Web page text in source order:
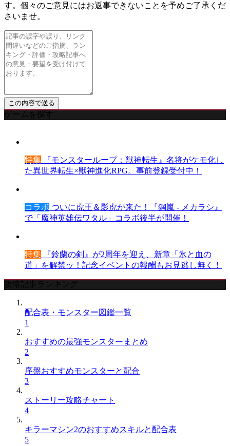
す。個々のご意見にはお返事できないことを予めご了承くだ
さいませ。
ゲームを探す
特集 『モンスターループ：獣神転生』名将がケモ化し
た異世界転生×獣神進化RPG。事前登録受付中！
コラボ ついに虎王＆影虎が来た！『鋼嵐 - メカラシ』
で「魔神英雄伝ワタル」コラボ後半が開催！
特集 『鈴蘭の剣』が2周年を迎え、新章「氷と血の
道」を解禁ッ！記念イベントの報酬もお見逃し無く！
攻略記事ランキング
配合表・モンスター図鑑一覧
1
おすすめの最強モンスターまとめ
2
序盤おすすめモンスターと配合
3
ストーリー攻略チャート
4
キラーマシン2のおすすめスキルと配合表
5